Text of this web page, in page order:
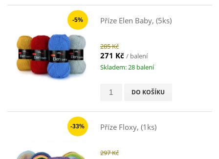
-5% Příze Elen Baby, (5ks)
285 Kč
271 Kč / balení
Skladem: 28 balení
DO KOŠÍKU
-33% Příze Floxy, (1ks)
297 Kč